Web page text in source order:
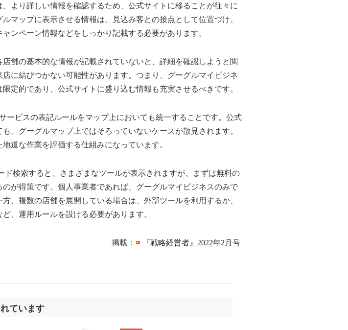
より詳しい情報を確認するため、公式サイトに移ることが往々に
マップに表示させる情報は、見込み客との接点として位置づけ、
ンペーン情報などをしっかり記載する必要があります。
舗の基本的な情報が記載されていないと、詳細を確認しようと閲
に結びつかない可能性があります。つまり、グーグルマイビジネ
定的であり、公式サイトに盛り込む情報も充実させるべきです。
ービスの表記ルールをマップ上においても統一することです。公式
、グーグルマップ上ではそろっていないケースが散見されます。
道な作業を評価する仕組みになっています。
検索すると、さまざまなツールが表示されますが、まずは無料の
が得策です。個人事業者であれば、グーグルマイビジネスのみで
、複数の店舗を展開している場合は、外部ツールを利用するか、
、運用ルールを設ける必要があります。
掲載： 『戦略経営者』2022年2月号
ています